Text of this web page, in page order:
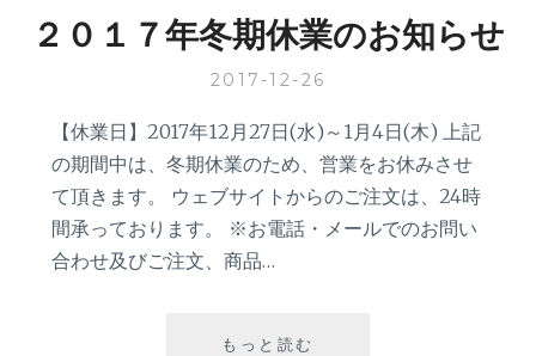
２０１７年冬期休業のお知らせ
2017-12-26
【休業日】2017年12月27日(水)～1月4日(木) 上記
の期間中は、冬期休業のため、営業をお休みさせ
て頂きます。 ウェブサイトからのご注文は、24時
間承っております。 ※お電話・メールでのお問い
合わせ及びご注文、商品…
もっと読む